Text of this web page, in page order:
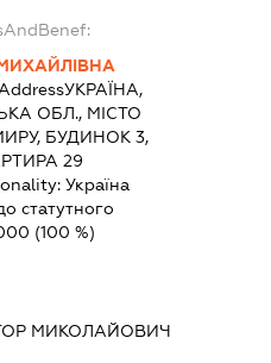
УКРАЇНА,
ОБЛ., МІСТО
БУДИНОК 3,
29
Україна
статутного
(100 %)
МИКОЛАЙОВИЧ